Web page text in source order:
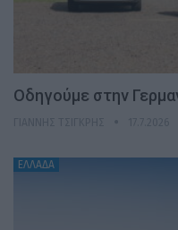
Οδηγούμε στην
ΕΛΛΑΔΑ